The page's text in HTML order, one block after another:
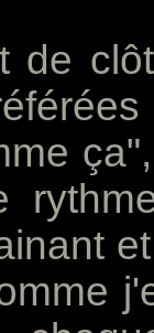
de